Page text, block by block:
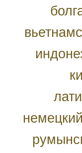
немецкий